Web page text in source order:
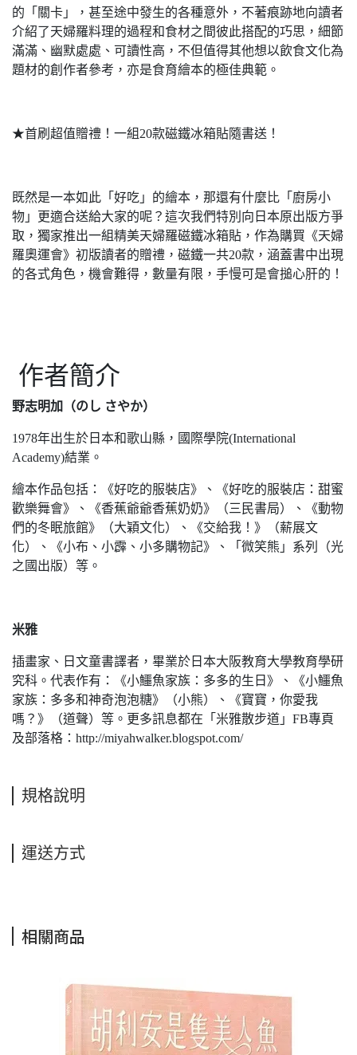
的「關卡」，甚至途中發生的各種意外，不著痕跡地向讀者
介紹了天婦羅料理的過程和食材之間彼此搭配的巧思，細節
滿滿、幽默處處、可讀性高，不但值得其他想以飲食文化為
題材的創作者參考，亦是食育繪本的極佳典範。
★首刷超值贈禮！一組20款磁鐵冰箱貼隨書送！
既然是一本如此「好吃」的繪本，那還有什麼比「廚房小
物」更適合送給大家的呢？這次我們特別向日本原出版方爭
取，獨家推出一組精美天婦羅磁鐵冰箱貼，作為購買《天婦
羅奧運會》初版讀者的贈禮，磁鐵一共20款，涵蓋書中出現
的各式角色，機會難得，數量有限，手慢可是會搥心肝的！
作者簡介
野志明加（のし さやか）
1978年出生於日本和歌山縣，國際學院(International
Academy)結業。
繪本作品包括：《好吃的服裝店》、《好吃的服裝店：甜蜜
歡樂舞會》、《香蕉爺爺香蕉奶奶》（三民書局）、《動物
們的冬眠旅館》（大穎文化）、《交給我！》（薪展文
化）、《小布、小霹、小多購物記》、「微笑熊」系列（光
之國出版）等。
米雅
插畫家、日文童書譯者，畢業於日本大阪教育大學教育學研
究科。代表作有：《小鱷魚家族：多多的生日》、《小鱷魚
家族：多多和神奇泡泡糖》（小熊）、《寶寶，你愛我
嗎？》（道聲）等。更多訊息都在「米雅散步道」FB專頁
及部落格：http://miyahwalker.blogspot.com/
規格說明
運送方式
相關商品